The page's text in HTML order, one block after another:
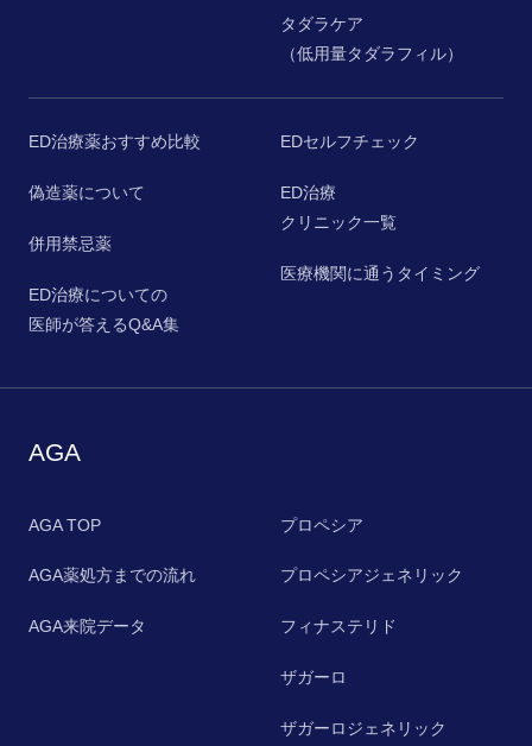
タダラケア
（低用量タダラフィル）
ED治療薬おすすめ比較
偽造薬について
併用禁忌薬
ED治療についての
医師が答えるQ&A集
EDセルフチェック
ED治療
クリニック一覧
医療機関に通うタイミング
AGA
AGA TOP
AGA薬処方までの流れ
AGA来院データ
プロペシア
プロペシアジェネリック
フィナステリド
ザガーロ
ザガーロジェネリック